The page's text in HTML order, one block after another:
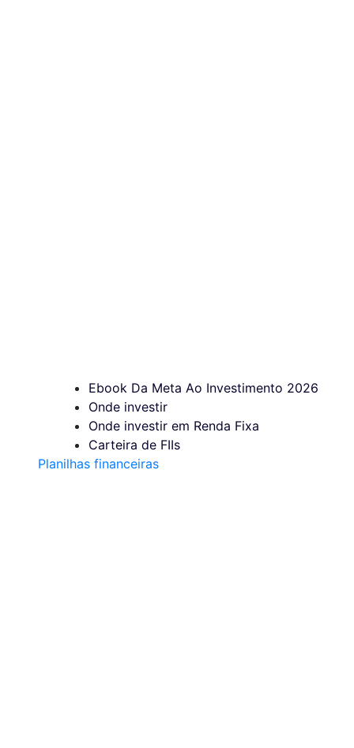
Ebook Da Meta Ao Investimento 2026
Onde investir
Onde investir em Renda Fixa
Carteira de FIIs
Planilhas financeiras